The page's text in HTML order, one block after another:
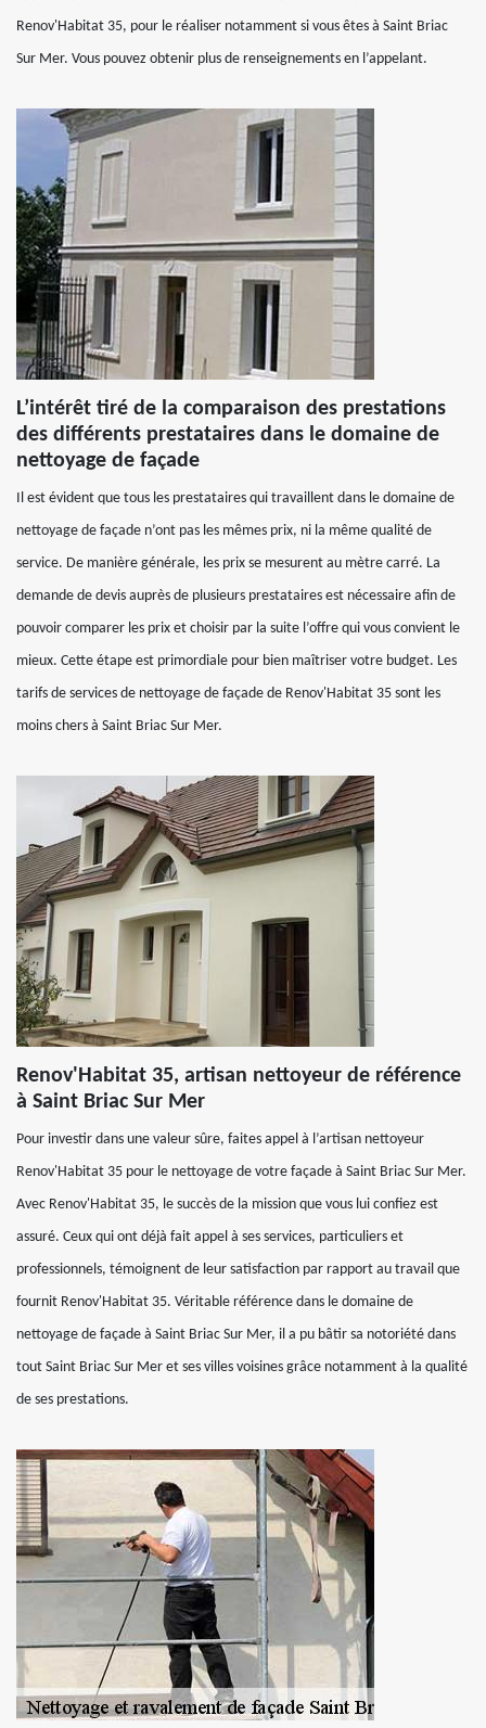
Renov'Habitat 35, pour le réaliser notamment si vous êtes à Saint Briac
Sur Mer. Vous pouvez obtenir plus de renseignements en l’appelant.
L’intérêt tiré de la comparaison des prestations
des différents prestataires dans le domaine de
nettoyage de façade
Il est évident que tous les prestataires qui travaillent dans le domaine de
nettoyage de façade n’ont pas les mêmes prix, ni la même qualité de
service. De manière générale, les prix se mesurent au mètre carré. La
demande de devis auprès de plusieurs prestataires est nécessaire afin de
pouvoir comparer les prix et choisir par la suite l’offre qui vous convient le
mieux. Cette étape est primordiale pour bien maîtriser votre budget. Les
tarifs de services de nettoyage de façade de Renov'Habitat 35 sont les
moins chers à Saint Briac Sur Mer.
Renov'Habitat 35, artisan nettoyeur de référence
à Saint Briac Sur Mer
Pour investir dans une valeur sûre, faites appel à l’artisan nettoyeur
Renov'Habitat 35 pour le nettoyage de votre façade à Saint Briac Sur Mer.
Avec Renov'Habitat 35, le succès de la mission que vous lui confiez est
assuré. Ceux qui ont déjà fait appel à ses services, particuliers et
professionnels, témoignent de leur satisfaction par rapport au travail que
fournit Renov'Habitat 35. Véritable référence dans le domaine de
nettoyage de façade à Saint Briac Sur Mer, il a pu bâtir sa notoriété dans
tout Saint Briac Sur Mer et ses villes voisines grâce notamment à la qualité
de ses prestations.